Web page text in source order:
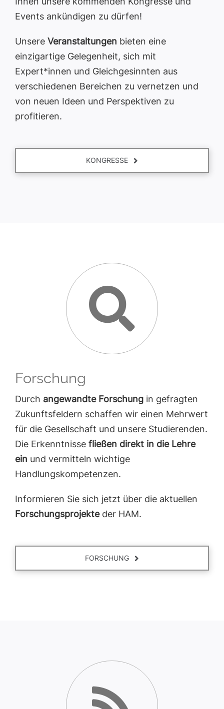
Events ankündigen zu dürfen!
Unsere Veranstaltungen bieten eine
einzigartige Gelegenheit, sich mit
Expert*innen und Gleichgesinnten aus
verschiedenen Bereichen zu vernetzen und
von neuen Ideen und Perspektiven zu
profitieren.
KONGRESSE
Forschung
Durch angewandte Forschungin gefragten
Zukunftsfeldern schaffen wir einen Mehrwert
für die Gesellschaft und unsere Studierenden.
Die Erkenntnisse fließen direkt in die Lehre
ein und vermitteln wichtige
Handlungskompetenzen.
Informieren Sie sich jetzt über die aktuellen
Forschungsprojekteder HAM.
FORSCHUNG